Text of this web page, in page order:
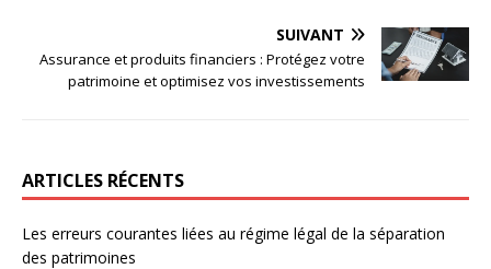
SUIVANT
Assurance et produits financiers : Protégez votre
patrimoine et optimisez vos investissements
ARTICLES RÉCENTS
Les erreurs courantes liées au régime légal de la séparation
des patrimoines